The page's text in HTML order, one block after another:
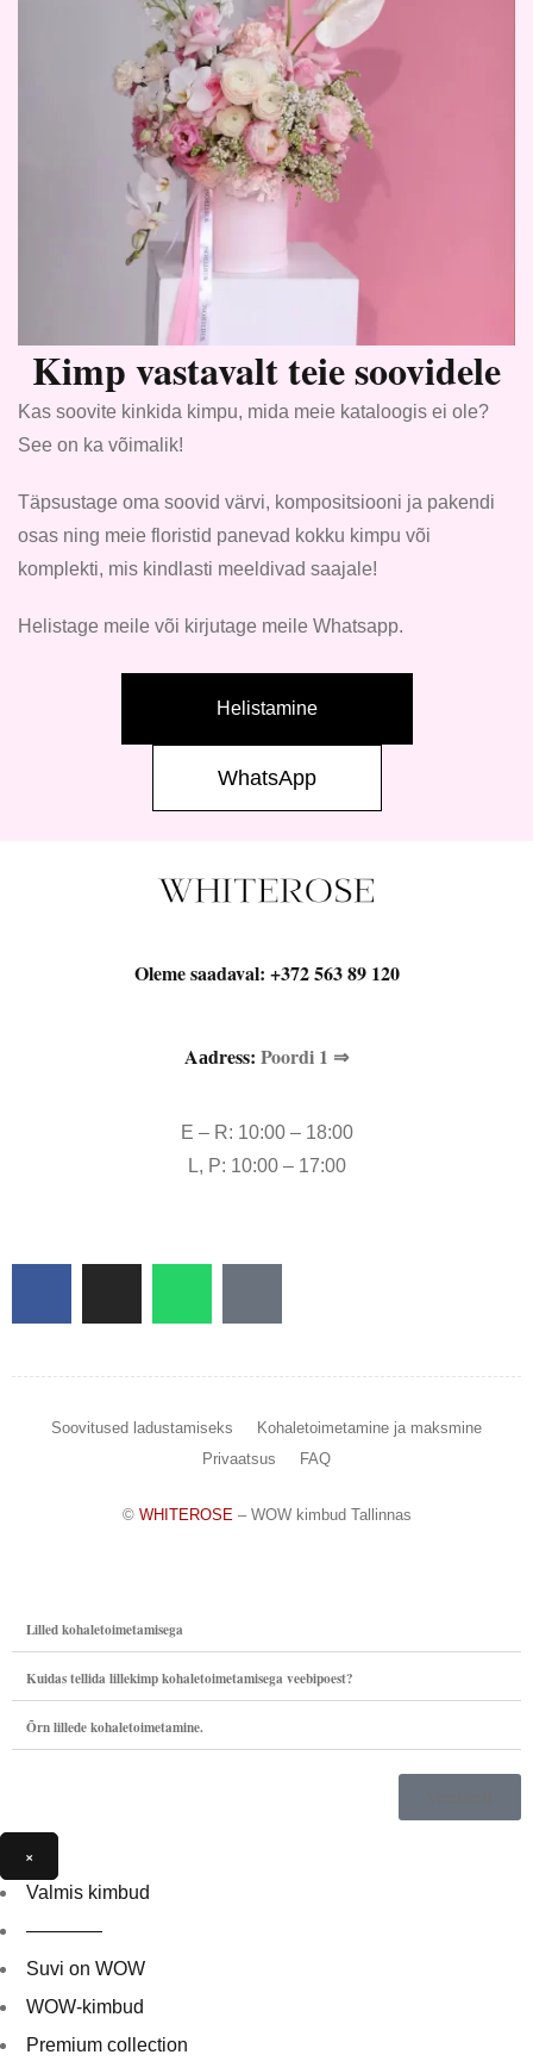
Kimp vastavalt teie soovidele
Kas soovite kinkida kimpu, mida meie kataloogis ei ole?
See on ka võimalik!
Täpsustage oma soovid värvi, kompositsiooni ja pakendi
osas ning meie floristid panevad kokku kimpu või
komplekti, mis kindlasti meeldivad saajale!
Helistage meile või kirjutage meile Whatsapp.
Helistamine
WhatsApp
Oleme saadaval: +372 563 89 120
Aаdress: Poordi 1 ⇒
E – R: 10:00 – 18:00
L, P: 10:00 – 17:00
© WHITEROSE – WOW kimbud Tallinnas
Soovitused ladustamiseks
Kohaletoimetamine ja maksmine
Privaatsus
FAQ
Lilled kohaletoimetamisega
Kuidas tellida lillekimp kohaletoimetamisega veebipoest?
Õrn lillede kohaletoimetamine.
×
Valmis kimbud
————
Suvi on WOW
WOW-kimbud
Premium collection